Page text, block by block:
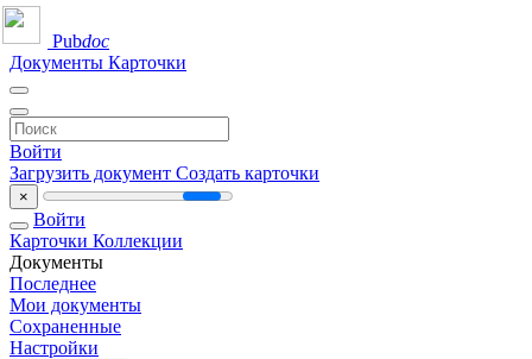
Pubdoc
Документы Карточки
Войти
Загрузить документ Создать карточки
×
Войти
Карточки Коллекции
Документы
Последнее
Мои документы
Сохраненные
Настройки